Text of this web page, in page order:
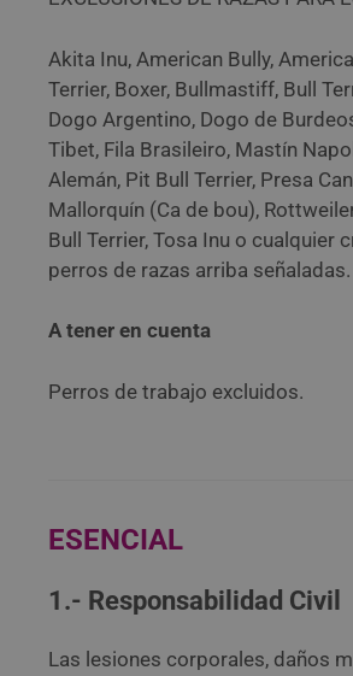
Akita Inu, American Bully,
Terrier, Boxer, Bullmastiff, Bull
Dogo Argentino, Dogo de
Tibet, Fila Brasileiro, Mastín
Alemán, Pit Bull Terrier, Presa
Mallorquín (Ca de bou),
Bull Terrier, Tosa Inu o cualquier
perros de razas arriba señaladas.
A tener en cuenta
Perros de trabajo excluidos.
ESENCIAL
1.- Responsabilidad Civil
Las lesiones corporales, daños